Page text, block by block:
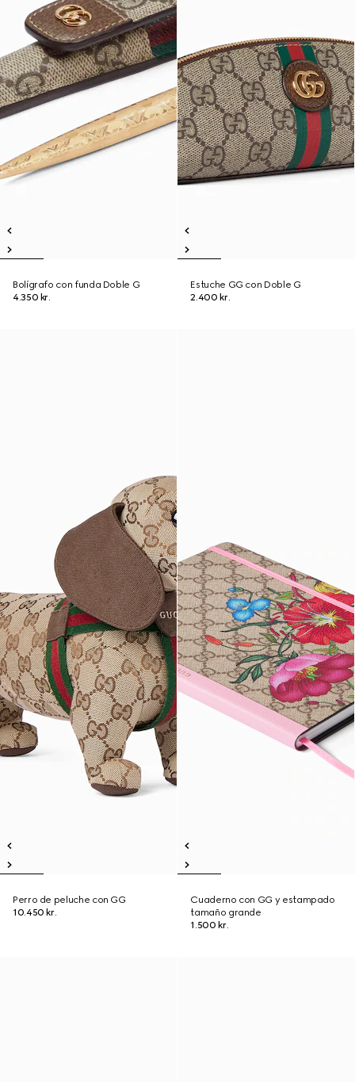
Bolígrafo con funda Doble G
4.350 kr.
Estuche GG con Doble G
2.400 kr.
Perro de peluche con GG
10.450 kr.
Cuaderno con GG y estampado
tamaño grande
1.500 kr.